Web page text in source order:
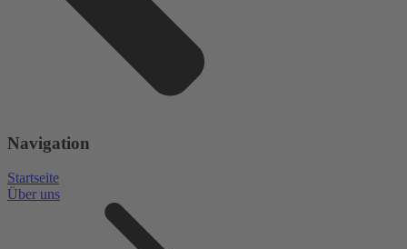
Navigation
Startseite
Über uns